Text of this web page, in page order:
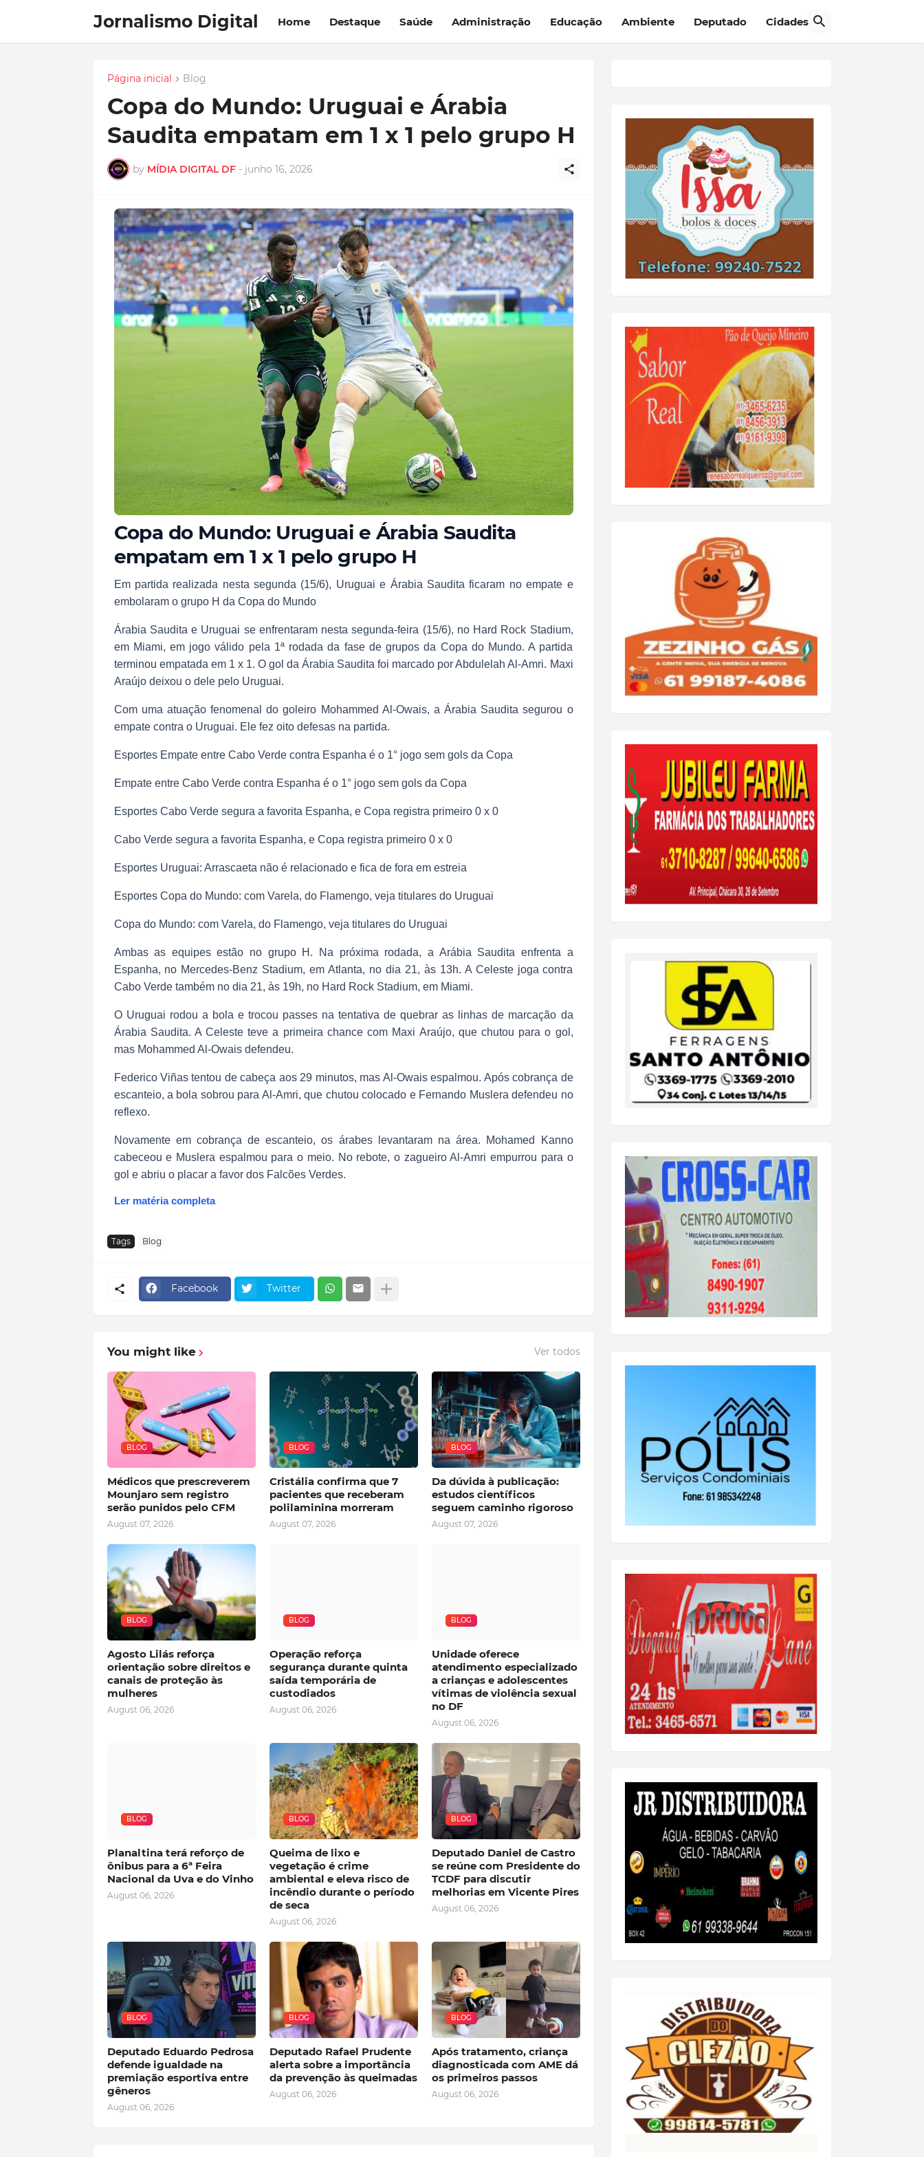
Jornalismo Digital Home Destaque Saúde Administração Educação Ambiente Deputado Cidades
Página inicial Blog
Copa do Mundo: Uruguai e Árabia
Saudita empatam em 1 x 1 pelo grupo H
by MÍDIA DIGITAL DF - junho 16, 2026
Copa do Mundo: Uruguai e Árabia Saudita
empatam em 1 x 1 pelo grupo H
Em partida realizada nesta segunda (15/6), Uruguai e Árabia Saudita ficaram no empate e
embolaram o grupo H da Copa do Mundo
Árabia Saudita e Uruguai se enfrentaram nesta segunda-feira (15/6), no Hard Rock Stadium,
em Miami, em jogo válido pela 1ª rodada da fase de grupos da Copa do Mundo. A partida
terminou empatada em 1 x 1. O gol da Árabia Saudita foi marcado por Abdulelah Al-Amri. Maxi
Araújo deixou o dele pelo Uruguai.
Com uma atuação fenomenal do goleiro Mohammed Al-Owais, a Árabia Saudita segurou o
empate contra o Uruguai. Ele fez oito defesas na partida.
Esportes Empate entre Cabo Verde contra Espanha é o 1° jogo sem gols da Copa
Empate entre Cabo Verde contra Espanha é o 1° jogo sem gols da Copa
Esportes Cabo Verde segura a favorita Espanha, e Copa registra primeiro 0 x 0
Cabo Verde segura a favorita Espanha, e Copa registra primeiro 0 x 0
Esportes Uruguai: Arrascaeta não é relacionado e fica de fora em estreia
Esportes Copa do Mundo: com Varela, do Flamengo, veja titulares do Uruguai
Copa do Mundo: com Varela, do Flamengo, veja titulares do Uruguai
Ambas as equipes estão no grupo H. Na próxima rodada, a Arábia Saudita enfrenta a
Espanha, no Mercedes-Benz Stadium, em Atlanta, no dia 21, às 13h. A Celeste joga contra
Cabo Verde também no dia 21, às 19h, no Hard Rock Stadium, em Miami.
O Uruguai rodou a bola e trocou passes na tentativa de quebrar as linhas de marcação da
Árabia Saudita. A Celeste teve a primeira chance com Maxi Araújo, que chutou para o gol,
mas Mohammed Al-Owais defendeu.
Federico Viñas tentou de cabeça aos 29 minutos, mas Al-Owais espalmou. Após cobrança de
escanteio, a bola sobrou para Al-Amri, que chutou colocado e Fernando Muslera defendeu no
reflexo.
Novamente em cobrança de escanteio, os árabes levantaram na área. Mohamed Kanno
cabeceou e Muslera espalmou para o meio. No rebote, o zagueiro Al-Amri empurrou para o
gol e abriu o placar a favor dos Falcões Verdes.
Ler matéria completa
Tags Blog
Facebook Twitter
You might like Ver todos
BLOG
Médicos que prescreverem
Mounjaro sem registro
serão punidos pelo CFM
August 07, 2026
BLOG
Cristália confirma que 7
pacientes que receberam
polilaminina morreram
August 07, 2026
BLOG
Da dúvida à publicação:
estudos científicos
seguem caminho rigoroso
August 07, 2026
BLOG
Agosto Lilás reforça
orientação sobre direitos e
canais de proteção às
mulheres
August 06, 2026
BLOG
Operação reforça
segurança durante quinta
saída temporária de
custodiados
August 06, 2026
BLOG
Unidade oferece
atendimento especializado
a crianças e adolescentes
vítimas de violência sexual
no DF
August 06, 2026
BLOG
Planaltina terá reforço de
ônibus para a 6ª Feira
Nacional da Uva e do Vinho
August 06, 2026
BLOG
Queima de lixo e
vegetação é crime
ambiental e eleva risco de
incêndio durante o período
de seca
August 06, 2026
BLOG
Deputado Daniel de Castro
se reúne com Presidente do
TCDF para discutir
melhorias em Vicente Pires
August 06, 2026
BLOG
Deputado Eduardo Pedrosa
defende igualdade na
premiação esportiva entre
gêneros
August 06, 2026
BLOG
Deputado Rafael Prudente
alerta sobre a importância
da prevenção às queimadas
August 06, 2026
BLOG
Após tratamento, criança
diagnosticada com AME dá
os primeiros passos
August 06, 2026